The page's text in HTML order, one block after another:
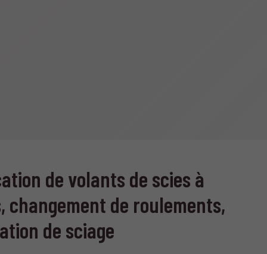
de volants de scies à
changement de roulements,
de sciage